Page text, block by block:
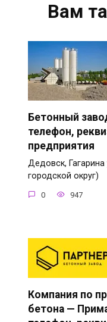
Вам
Бетонный
телефон,
предприятия
Дедовск,
городской округ)
0 947
Компания по
бетона —